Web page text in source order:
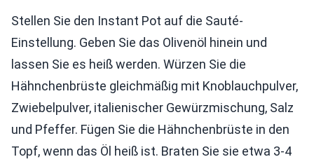
Stellen Sie den Instant Pot auf die Sauté-
Einstellung. Geben Sie das Olivenöl hinein und
lassen Sie es heiß werden. Würzen Sie die
Hähnchenbrüste gleichmäßig mit Knoblauchpulver,
Zwiebelpulver, italienischer Gewürzmischung, Salz
und Pfeffer. Fügen Sie die Hähnchenbrüste in den
Topf, wenn das Öl heiß ist. Braten Sie sie etwa 3-4